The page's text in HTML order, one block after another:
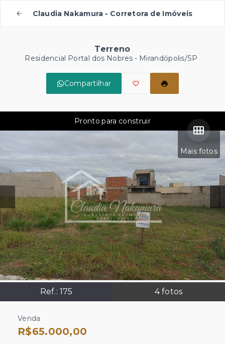
Claudia Nakamura - Corretora de Imóveis
Terreno
Residencial Portal dos Nobres - Mirandópolis/SP
Compartilhar
Mais fotos
Ref.: 175 4fotos
Pronto para construir
Venda
R$65.000,00